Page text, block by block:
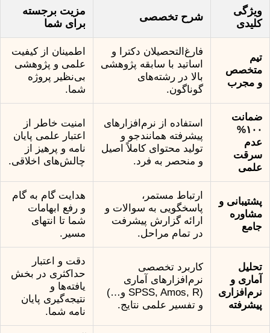
ویژگی
کلیدی
شرح تخصصی
مزیت برجسته
برای شما
تیم
متخصص
و مجرب
فارغ‌التحصیلان دکترا و
اساتید با سابقه پژوهشی
بالا در رشته‌های
گوناگون.
اطمینان از کیفیت
علمی و پژوهشی
بی‌نظیر پروژه
شما.
ضمانت
۱۰۰%
عدم
سرقت
علمی
استفاده از نرم‌افزارهای
پیشرفته همانندجو و
تولید محتوای کاملاً اصیل
و منحصر به فرد.
امنیت خاطر از
اعتبار علمی پایان
نامه و پرهیز از
چالش‌های اخلاقی.
پشتیبانی و
مشاوره
جامع
ارتباط مستمر،
پاسخگویی به سوالات و
ارائه گزارش پیشرفت
در تمام مراحل.
هدایت گام به گام
و رفع ابهامات
شما تا انتهای
مسیر.
تحلیل
آماری و
نرم‌افزاری
پیشرفته
کاربرد تخصصی
نرم‌افزارهای آماری
(SPSS, Amos, R و…)
و تفسیر علمی نتایج.
دقت و اعتبار
حداکثری در بخش
یافته‌ها و
نتیجه‌گیری پایان
نامه شما.